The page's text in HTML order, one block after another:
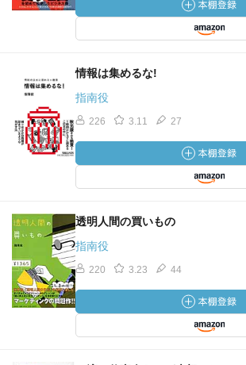
情報は集めるな!
指南役
226 3.11 27
透明人間の買いもの
指南役
220 3.23 44